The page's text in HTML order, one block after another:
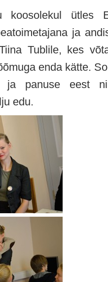
koosolekul ütles
ja
Tublile, kes
enda kätte.
ja panuse eest
edu.